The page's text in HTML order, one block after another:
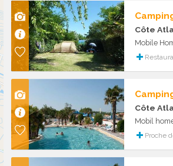
Côte
Côte
Mobil
Proche